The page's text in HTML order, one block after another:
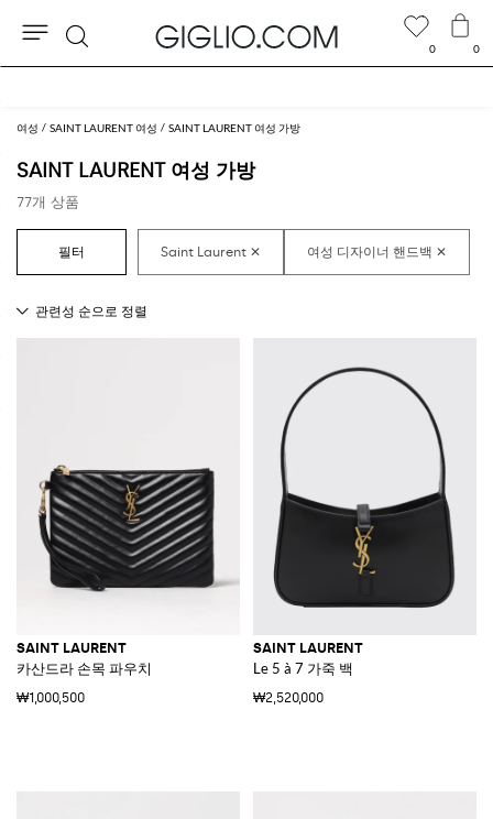
여성 SAINT LAURENT 여성 SAINT LAURENT 여성 가방
SAINT LAURENT 여성 가방
77개 상품
SAINT LAURENT
카산드라 손목 파우치
₩1,000,500
SAINT LAURENT
Le 5 à 7 가죽 백
₩2,520,000
0 0
검